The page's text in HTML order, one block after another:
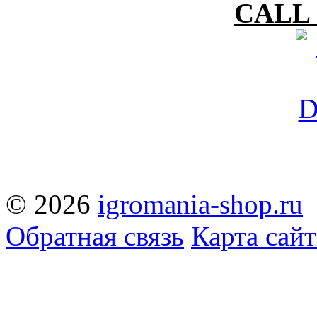
CALL
© 2026 igromania-shop.ru
Обратная связь Карта